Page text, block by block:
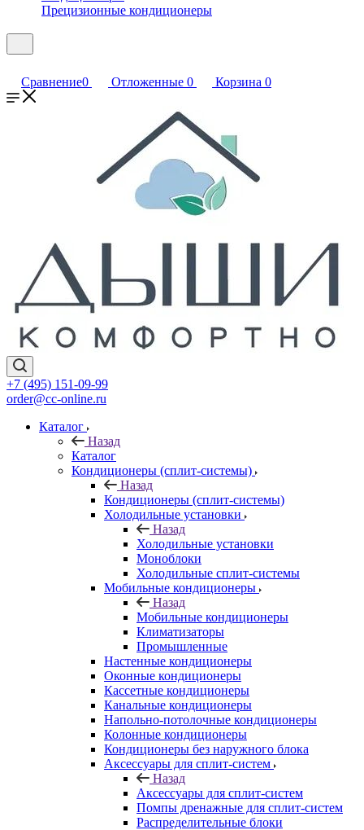
Прецизионные кондиционеры
Сравнение0 Отложенные 0 Корзина 0
+7 (495) 151-09-99
order@cc-online.ru
Каталог
Назад
Каталог
Кондиционеры (сплит-системы)
Назад
Кондиционеры (сплит-системы)
Холодильные установки
Назад
Холодильные установки
Моноблоки
Холодильные сплит-системы
Мобильные кондиционеры
Назад
Мобильные кондиционеры
Климатизаторы
Промышленные
Настенные кондиционеры
Оконные кондиционеры
Кассетные кондиционеры
Канальные кондиционеры
Напольно-потолочные кондиционеры
Колонные кондиционеры
Кондиционеры без наружного блока
Аксессуары для сплит-систем
Назад
Аксессуары для сплит-систем
Помпы дренажные для сплит-систем
Распределительные блоки